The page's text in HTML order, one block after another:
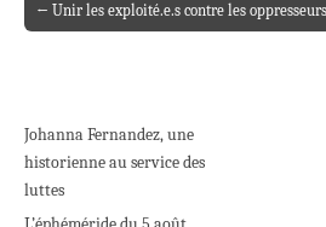
Post navigation
← Unir les exploité.e.s contre les
Johanna Fernandez, une
historienne au service des
luttes